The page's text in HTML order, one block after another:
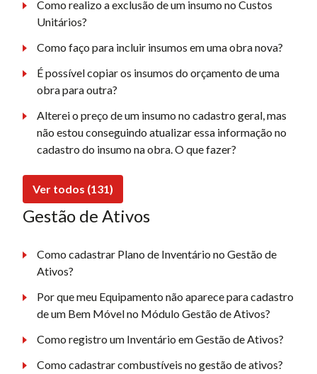
Como realizo a exclusão de um insumo no Custos
Unitários?
Como faço para incluir insumos em uma obra nova?
É possível copiar os insumos do orçamento de uma
obra para outra?
Alterei o preço de um insumo no cadastro geral, mas
não estou conseguindo atualizar essa informação no
cadastro do insumo na obra. O que fazer?
Ver todos (131)
Gestão de Ativos
Como cadastrar Plano de Inventário no Gestão de
Ativos?
Por que meu Equipamento não aparece para cadastro
de um Bem Móvel no Módulo Gestão de Ativos?
Como registro um Inventário em Gestão de Ativos?
Como cadastrar combustíveis no gestão de ativos?